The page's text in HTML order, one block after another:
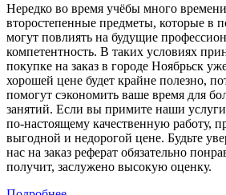
Нередко во время учёбы много
второстепенные предметы, которые в
могут повлиять на будущие
компетентность. В таких условиях
покупке на заказ в городе Ноябрьск
хорошей цене будет крайне полезно,
помогут сэкономить ваше время для
занятий. Если вы примите наши
по-настоящему качественную работу,
выгодной и недорогой цене. Будьте
нас на заказ реферат обязательно
получит, заслужено высокую оценку.